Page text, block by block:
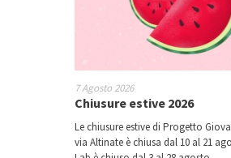
7 Agosto 2026
Chiusure estive 2026
Le chiusure estive di Progetto
via Altinate è chiusa dal 10 al 21